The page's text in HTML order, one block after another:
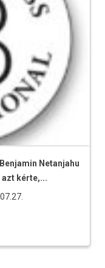
Netanjahu
kérte,...